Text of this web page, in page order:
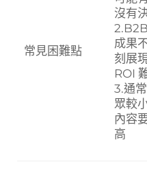
常見困難點
沒有
成果
刻展
ROI
3.通
眾較
內容
高